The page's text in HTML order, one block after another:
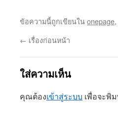
ข้อความนี้ถูกเขียนในonepage,
← เรื่องก่อนหน้า
ใส่ความเห็น
คุณต้องเข้าสู่ระบบ เพื่อจะพิ